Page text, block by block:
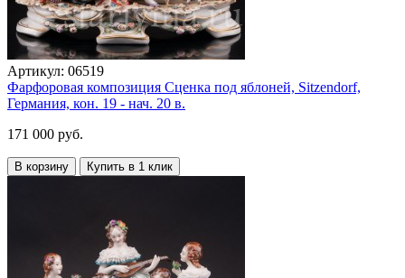
Артикул: 06519
Фарфоровая композиция Сценка под яблоней, Sitzendorf,
Германия, кон. 19 - нач. 20 в.
171 000 руб.
В корзину Купить в 1 клик